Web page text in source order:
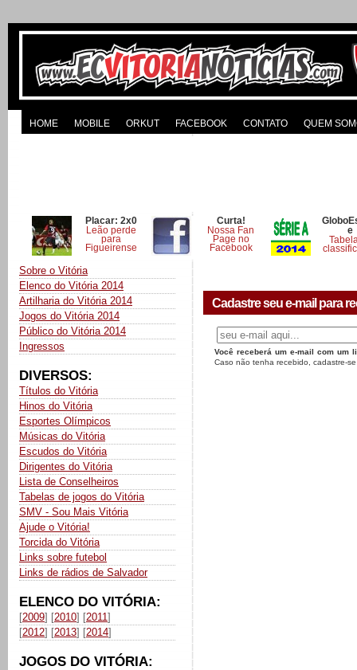
HOME MOBILE ORKUT FACEBOOK CONTATO QUEM
Placar: 2x0
Leão perde
para
Figueirense
Curta!
Nossa Fan
Page no
Facebook
e
Sobre o Vitória
Elenco do Vitória 2014
Artilharia do Vitória 2014
Jogos do Vitória 2014
Público do Vitória 2014
Ingressos
DIVERSOS:
Títulos do Vitória
Hinos do Vitória
Esportes Olímpicos
Músicas do Vitória
Escudos do Vitória
Dirigentes do Vitória
Lista de Conselheiros
Tabelas de jogos do Vitória
SMV - Sou Mais Vitória
Ajude o Vitória!
Torcida do Vitória
Links sobre futebol
Links de rádios de Salvador
ELENCO DO VITÓRIA:
[2009] [2010] [2011]
[2012] [2013] [2014]
JOGOS DO VITÓRIA:
Cadastre seu e-mail para
Você receberá um e-mail com um
Caso não tenha recebido, cadastre-